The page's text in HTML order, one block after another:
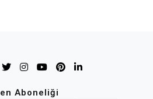
Aboneliği